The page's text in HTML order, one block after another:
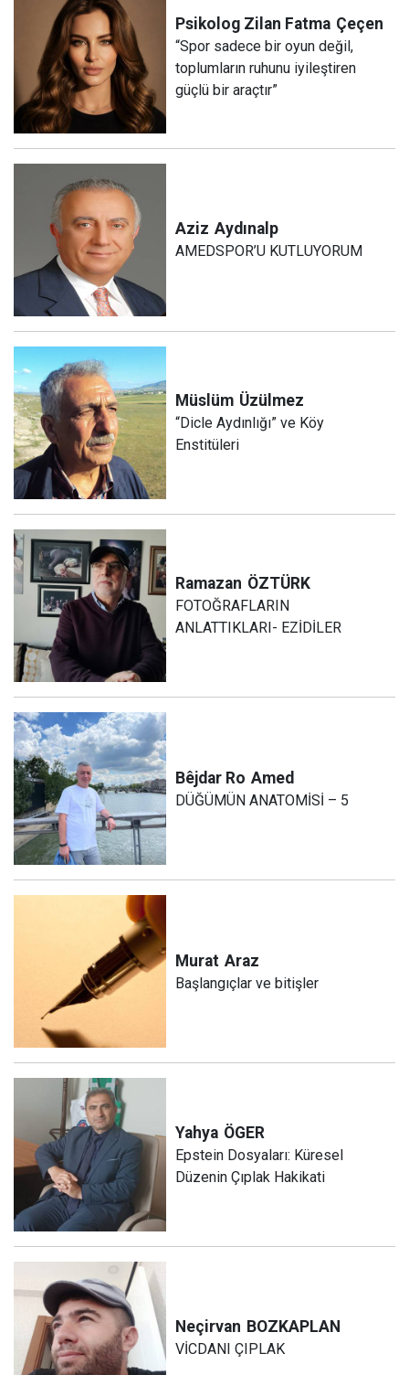
Psikolog Zilan Fatma Çeçen
“Spor sadece bir oyun değil,
toplumların ruhunu iyileştiren
güçlü bir araçtır”
Aziz Aydınalp
AMEDSPOR’U KUTLUYORUM
Müslüm Üzülmez
“Dicle Aydınlığı” ve Köy
Enstitüleri
Ramazan ÖZTÜRK
FOTOĞRAFLARIN
ANLATTIKLARI- EZİDİLER
Bêjdar Ro Amed
DÜĞÜMÜN ANATOMİSİ – 5
Murat Araz
Başlangıçlar ve bitişler
Yahya ÖGER
Epstein Dosyaları: Küresel
Düzenin Çıplak Hakikati
Neçirvan BOZKAPLAN
VİCDANI ÇIPLAK